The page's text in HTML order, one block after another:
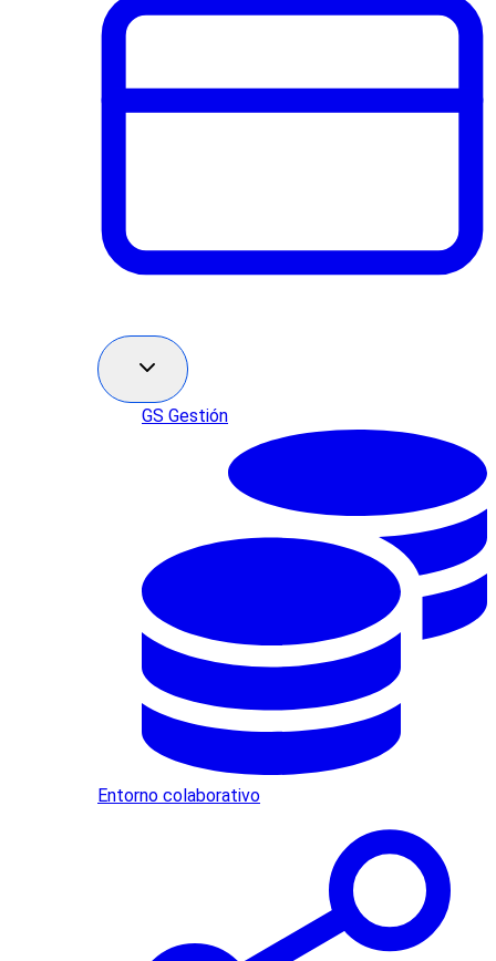
GS Gestión
Entorno colaborativo